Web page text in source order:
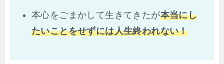
本心をごまかして生きてきたが本当にし
たいことをせずには人生終われない！